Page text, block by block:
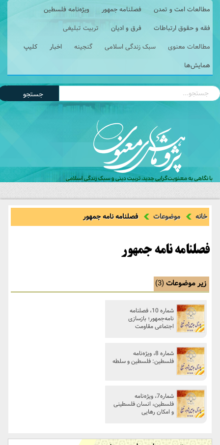
مطالعات امت و تمدن فصلنامه جمهور
ویژه‌نامه فلسطین
فقه و حقوق ارتباطات
فرق و ادیان
تربیت تبلیغی
مطالعات معنوی
سبک زندگی اسلامی گنجینه اخبار
کلیپ
همایش‌ها
جستجو
خانه موضوعات فصلنامه نامه جمهور
فصلنامه نامه جمهور
زیر موضوعات(3)
شماره 10، فصلنامه
نامه‌جمهور؛ بازسازی
اجتماعی مقاومت
شماره 8، ویژه‌نامه
فلسطین: فلسطین و سلطه
شماره7، ویژه‌نامه
فلسطین، انسان فلسطینی
و امکان رهایی